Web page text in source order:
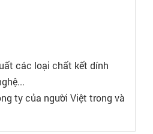
các loại chất kết dính
ty của người Việt trong và